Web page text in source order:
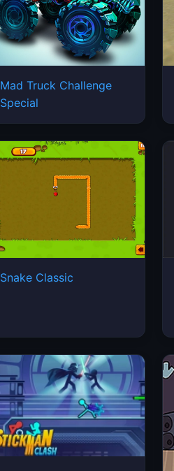
Mad Truck Challenge
Special
Snake Classic